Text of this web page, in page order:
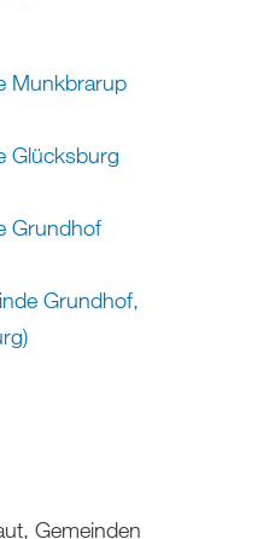
Munkbrarup
Glücksburg
Grundhof
Grundhof,
Gemeinden